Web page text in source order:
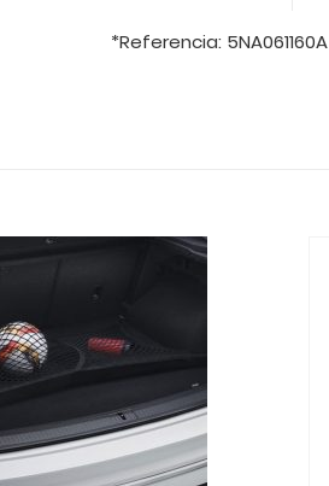
*Referencia: 5NA061160A